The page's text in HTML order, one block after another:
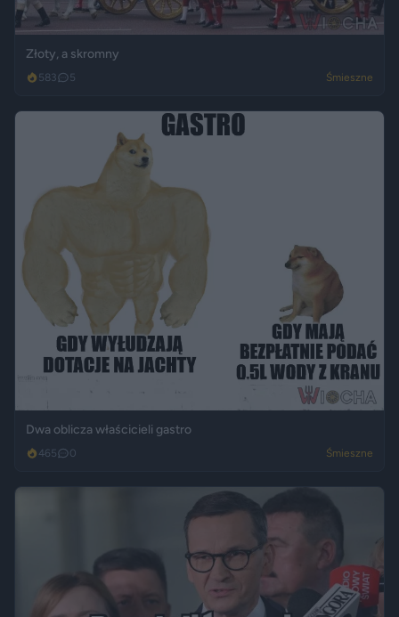
Złoty, a skromny
583 5 Śmieszne
Dwa oblicza właścicieli gastro
465 0 Śmieszne